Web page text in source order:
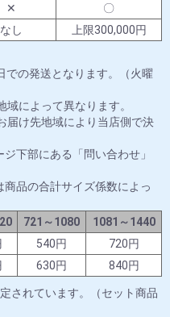
✕
〇
なし 上限300,000円
での発送となります。（火曜
によって異なります。
届け先地域により当店側で決
下部にある「問い合わせ」
品の合計サイズ係数によっ
721～1080
1081～1440
540円
720円
630円 840円
されています。（セット商品